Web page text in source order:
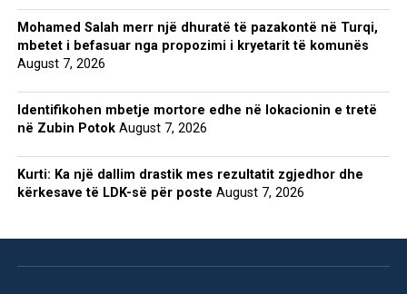
Mohamed Salah merr një dhuratë të pazakontë në Turqi,
mbetet i befasuar nga propozimi i kryetarit të komunës
August 7, 2026
Identifikohen mbetje mortore edhe në lokacionin e tretë
në Zubin Potok August 7, 2026
Kurti: Ka një dallim drastik mes rezultatit zgjedhor dhe
kërkesave të LDK-së për poste August 7, 2026